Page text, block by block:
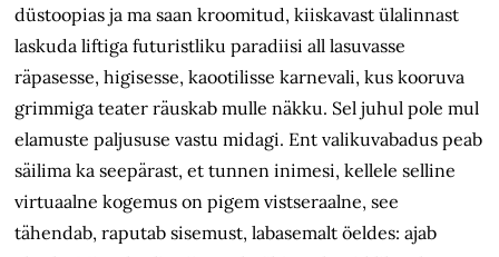
düstoopias ja ma saan kroomitud, kiiskavast ülalinnast
laskuda liftiga futuristliku paradiisi all lasuvasse
räpasesse, higisesse, kaootilisse karnevali, kus kooruva
grimmiga teater räuskab mulle näkku. Sel juhul pole mul
elamuste paljususe vastu midagi. Ent valikuvabadus peab
säilima ka seepärast, et tunnen inimesi, kellele selline
virtuaalne kogemus on pigem vistseraalne, see
tähendab, raputab sisemust, labasemalt öeldes: ajab